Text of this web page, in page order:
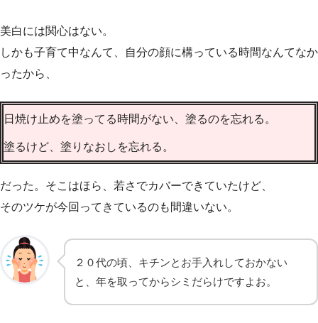
美白には関心はない。
しかも子育て中なんて、自分の顔に構っている時間なんてなか
ったから、
日焼け止めを塗ってる時間がない、塗るのを忘れる。
塗るけど、塗りなおしを忘れる。
だった。そこはほら、若さでカバーできていたけど、
そのツケが今回ってきているのも間違いない。
２０代の頃、キチンとお手入れしておかない
と、年を取ってからシミだらけですよお。